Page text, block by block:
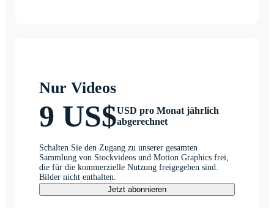
Nur Videos
9 US$USD pro Monat jährlich
abgerechnet
Schalten Sie den Zugang zu unserer gesamten
Sammlung von Stockvideos und Motion Graphics frei,
die für die kommerzielle Nutzung freigegeben sind.
Bilder nicht enthalten.
Jetzt abonnieren